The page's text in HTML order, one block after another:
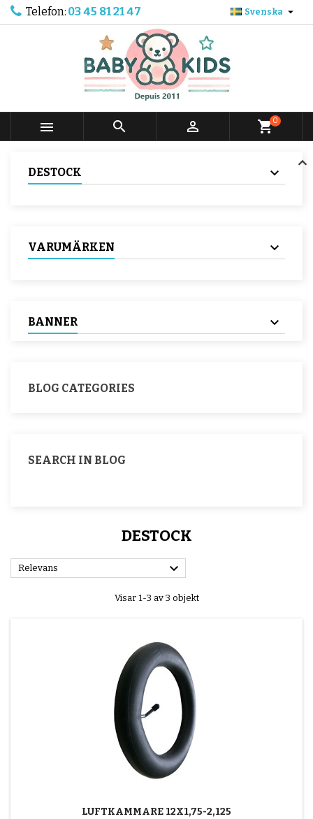
Telefon: 03 45 81 21 47 Svenska 
   shopping_cart0
DESTOCK
VARUMÄRKEN
BANNER
BLOG CATEGORIES
SEARCH IN BLOG
DESTOCK
Relevans 
Visar 1-3 av 3 objekt
LUFTKAMMARE 12X1,75-2,125